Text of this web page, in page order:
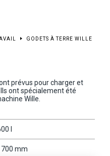
GODETS À TERRE WILLE
prévus pour charger et
ont spécialement été
Wille.
l
mm